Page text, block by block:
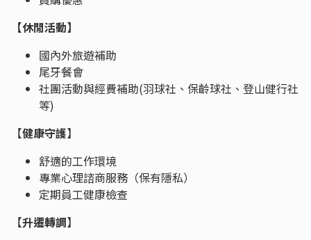
【休閒活動】
國內外旅遊補助
尾牙餐會
社團活動與經費補助(羽球社、保齡球社、登山健行社
等)
【健康守護】
舒適的工作環境
專業心理諮商服務（保有隱私）
定期員工健康檢查
【升遷轉調】